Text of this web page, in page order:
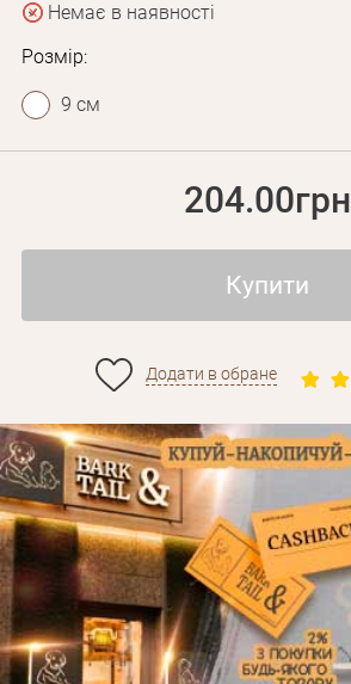
Немає в наявності
Розмір:
9 см
204.00грн
Купити
Додати в обране
Забули пароль?